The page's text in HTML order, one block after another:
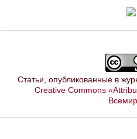
Статьи, опубликованные в
Creative Commons